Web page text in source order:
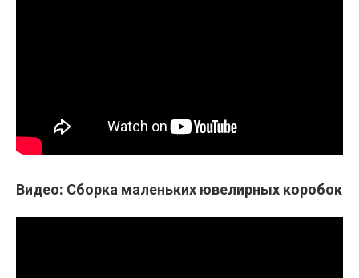
Видео: Сборка маленьких ювелирных коробок